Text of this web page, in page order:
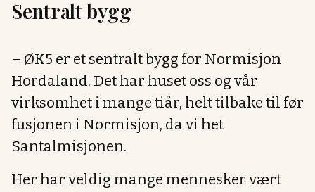
Sentralt bygg
– ØK5 er et sentralt bygg for Normisjon
Hordaland. Det har huset oss og vår
virksomhet i mange tiår, helt tilbake til før
fusjonen i Normisjon, da vi het
Santalmisjonen.
Her har veldig mange mennesker vært